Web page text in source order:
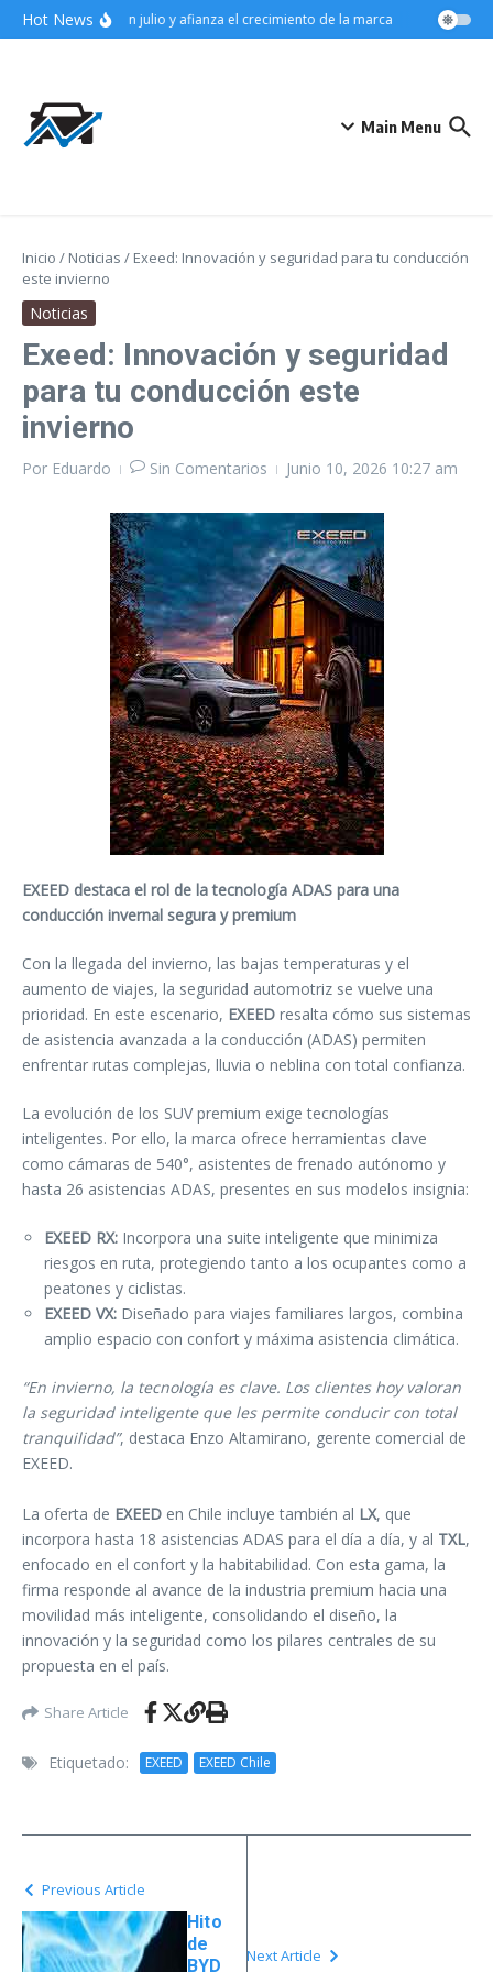
Saltar al contenido
Hot News
el segmento SUV en julio y afianza el crecimiento de la marca Audi eleva
Main Menu
Inicio / Noticias / Exeed: Innovación y seguridad para tu conducción
este invierno
Noticias
Exeed: Innovación y seguridad
para tu conducción este
invierno
Por Eduardo Sin Comentarios Junio 10, 2026 10:27 am
EXEED destaca el rol de la tecnología ADAS para una
conducción invernal segura y premium
Con la llegada del invierno, las bajas temperaturas y el
aumento de viajes, la seguridad automotriz se vuelve una
prioridad. En este escenario, EXEED resalta cómo sus sistemas
de asistencia avanzada a la conducción (ADAS) permiten
enfrentar rutas complejas, lluvia o neblina con total confianza.
La evolución de los SUV premium exige tecnologías
inteligentes. Por ello, la marca ofrece herramientas clave
como cámaras de 540°, asistentes de frenado autónomo y
hasta 26 asistencias ADAS, presentes en sus modelos insignia:
EXEED RX: Incorpora una suite inteligente que minimiza
riesgos en ruta, protegiendo tanto a los ocupantes como a
peatones y ciclistas.
EXEED VX: Diseñado para viajes familiares largos, combina
amplio espacio con confort y máxima asistencia climática.
“En invierno, la tecnología es clave. Los clientes hoy valoran
la seguridad inteligente que les permite conducir con total
tranquilidad”, destaca Enzo Altamirano, gerente comercial de
EXEED.
La oferta de EXEED en Chile incluye también al LX, que
incorpora hasta 18 asistencias ADAS para el día a día, y al TXL,
enfocado en el confort y la habitabilidad. Con esta gama, la
firma responde al avance de la industria premium hacia una
movilidad más inteligente, consolidando el diseño, la
innovación y la seguridad como los pilares centrales de su
propuesta en el país.
Share Article
Etiquetado: EXEED EXEED Chile
Previous Article
Hito
de
BYD
Next Article